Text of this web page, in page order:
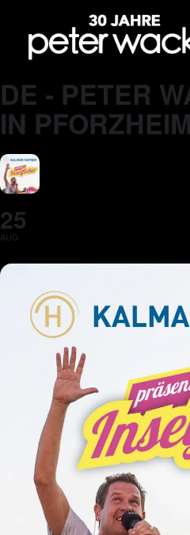
DE - PETER
IN PFORZHEIM
25
AUG